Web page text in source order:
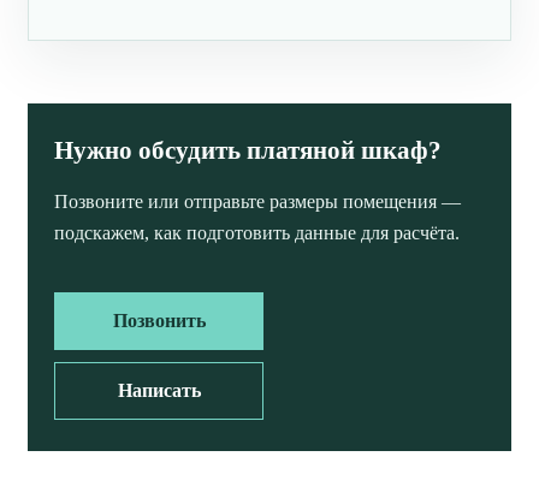
Нужно обсудить платяной шкаф?
Позвоните или отправьте размеры помещения —
подскажем, как подготовить данные для расчёта.
Позвонить
Написать